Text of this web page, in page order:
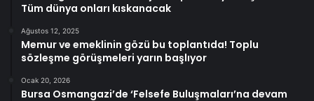
Tüm dünya onları kıskanacak
Ağustos 12, 2025
Memur ve emeklinin gözü bu toplantıda! Toplu
sözleşme görüşmeleri yarın başlıyor
Ocak 20, 2026
Bursa Osmangazi’de ‘Felsefe Buluşmaları’na devam